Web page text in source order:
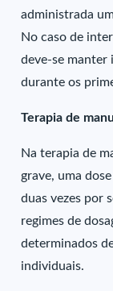
administrada
No caso de
deve-se manter
durante os
Terapia de
Na terapia de
grave, uma
duas vezes por
regimes de
determinados
individuais.